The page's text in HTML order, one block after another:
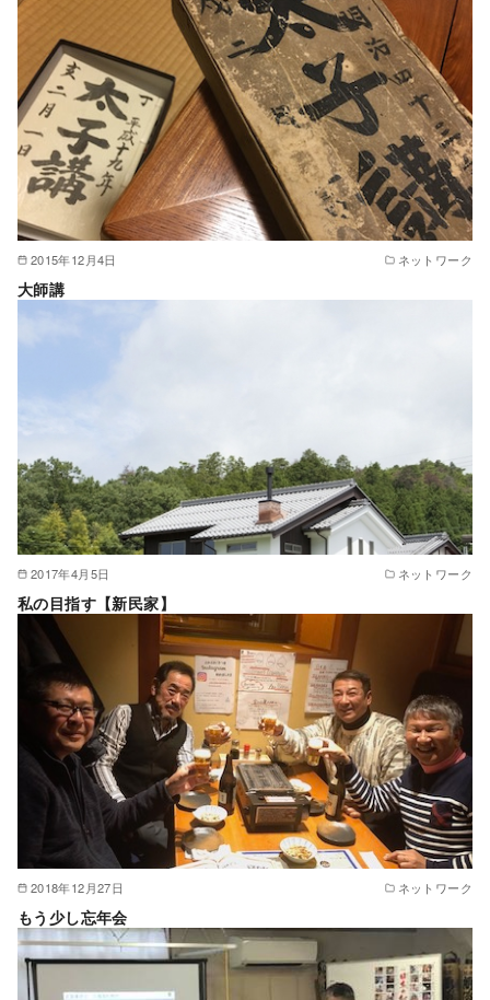
2015年12月4日 ネットワーク
大師講
2017年4月5日 ネットワーク
私の目指す【新民家】
2018年12月27日 ネットワーク
もう少し忘年会